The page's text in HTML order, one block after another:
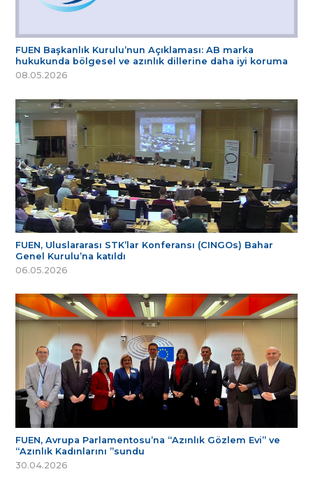
FUEN Başkanlık Kurulu’nun Açıklaması: AB marka
hukukunda bölgesel ve azınlık dillerine daha iyi koruma
08.05.2026
FUEN, Uluslararası STK’lar Konferansı (CINGOs) Bahar
Genel Kurulu’na katıldı
06.05.2026
FUEN, Avrupa Parlamentosu’na “Azınlık Gözlem Evi” ve
“Azınlık Kadınlarını ”sundu
30.04.2026